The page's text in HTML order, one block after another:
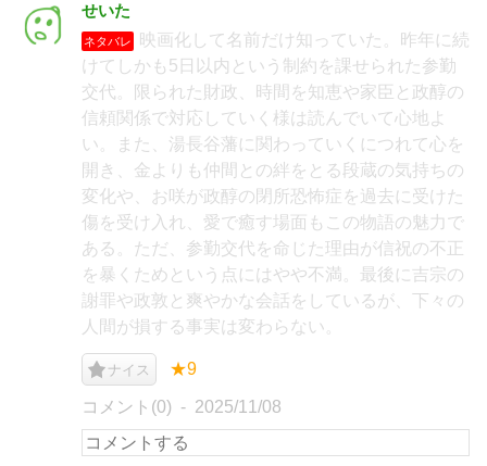
せいた
ネタバレ
映画化して名前だけ知っていた。昨年に続
けてしかも5日以内という制約を課せられた参勤
交代。限られた財政、時間を知恵や家臣と政醇の
信頼関係で対応していく様は読んでいて心地よ
い。また、湯長谷藩に関わっていくにつれて心を
開き、金よりも仲間との絆をとる段蔵の気持ちの
変化や、お咲が政醇の閉所恐怖症を過去に受けた
傷を受け入れ、愛で癒す場面もこの物語の魅力で
ある。ただ、参勤交代を命じた理由が信祝の不正
を暴くためという点にはやや不満。最後に吉宗の
謝罪や政敦と爽やかな会話をしているが、下々の
人間が損する事実は変わらない。
ナイス ★9
コメント(0) 2025/11/08